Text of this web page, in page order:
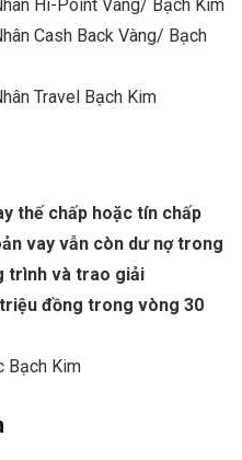
Hi-Point Vàng/ Bạch Kim
Cash Back Vàng/ Bạch
Travel Bạch Kim
thế chấp hoặc tín chấp
vay vẫn còn dư nợ trong
trình và trao giải
đồng trong vòng 30
Bạch Kim